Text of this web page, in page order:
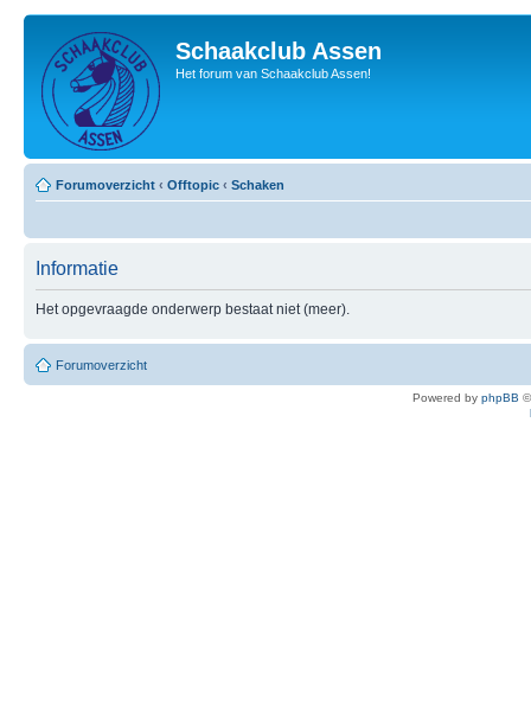
Schaakclub Assen
Het forum van Schaakclub Assen!
Forumoverzicht ‹ Offtopic ‹ Schaken
Informatie
Het opgevraagde onderwerp bestaat niet (meer).
Forumoverzicht
Powered by phpBB